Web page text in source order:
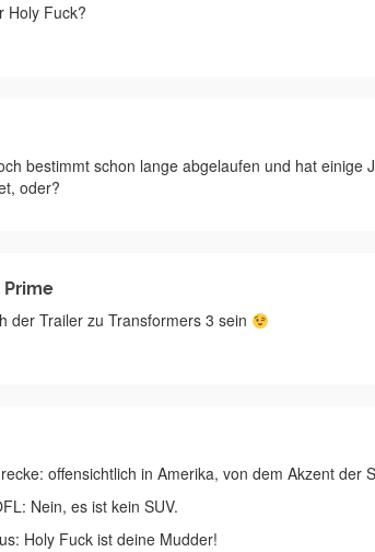
Holy Fuck?
bestimmt schon lange abgelaufen und hat einige
oder?
Prime
der Trailer zu Transformers 3 sein
offensichtlich in Amerika, von dem Akzent der
Nein, es ist kein SUV.
Holy Fuck ist deine Mudder!